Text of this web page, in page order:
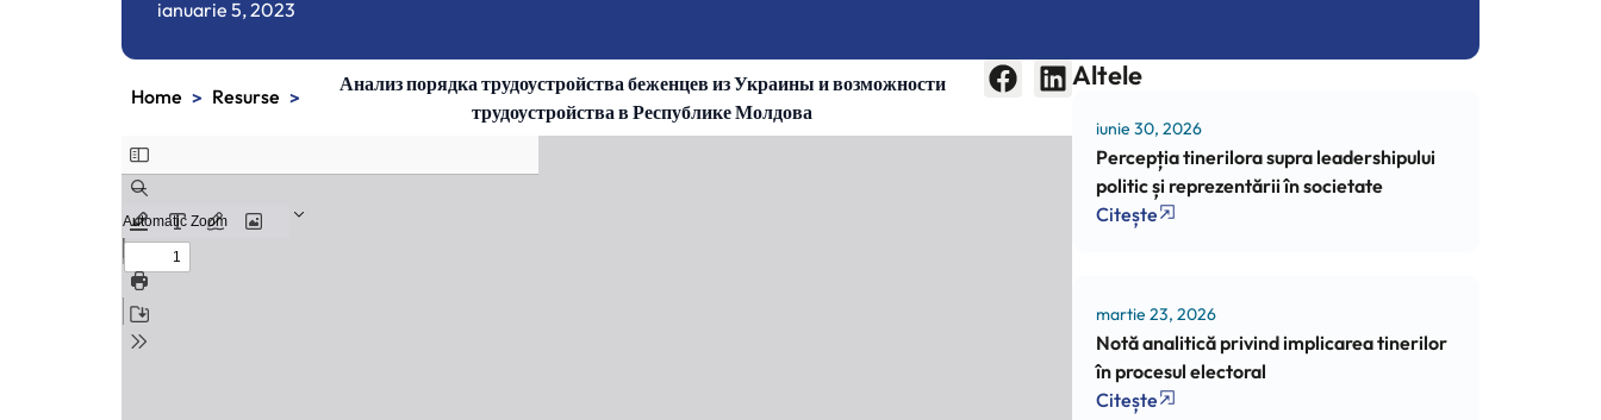
ianuarie 5, 2023
Home > Resurse >
Анализ порядка трудоустройства беженцев из Украины и возможности
трудоустройства в Республике Молдова
Altele
iunie 30, 2026
Percepția tinerilora supra leadershipului
politic și reprezentării în societate
Citește
martie 23, 2026
Notă analitică privind implicarea tinerilor
în procesul electoral
Citește